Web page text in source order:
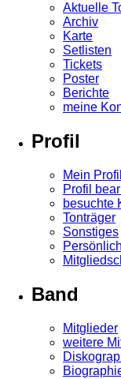
Aktuelle
Archiv
Karte
Setlisten
Tickets
Poster
Berichte
meine
Profil
Mein Profil
Profil
besuchte
Tonträger
Sonstiges
Band
Mitglieder
weitere